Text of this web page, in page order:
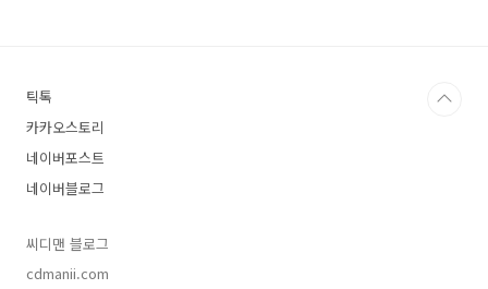
틱톡
카카오스토리
네이버포스트
네이버블로그
씨디맨 블로그
cdmanii.com